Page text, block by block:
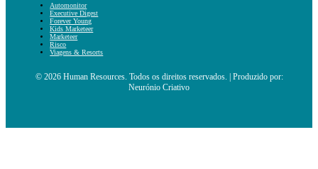
Automonitor
Executive Digest
Forever Young
Kids Marketeer
Marketeer
Risco
Viagens & Resorts
© 2026 Human Resources. Todos os direitos reservados. | Produzido por:
Neurónio Criativo